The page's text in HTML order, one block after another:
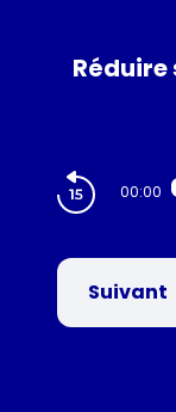
00:00
Suivant